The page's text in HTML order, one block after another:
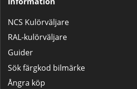
NCS Kulörväljare
RAL-kulörväljare
Guider
Sök färgkod bilmärke
Ångra köp